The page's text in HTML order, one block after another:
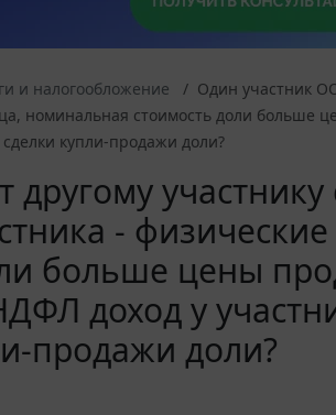
и налогообложение
Один участник
номинальная стоимость доли больше
купли-продажи доли?
-
больше цены
доход у
продажи доли?